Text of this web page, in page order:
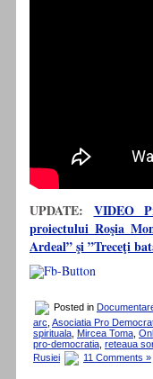
UPDATE: VIDEO
proiectului Roşia
Ardeal” şi ”Treceţi
Posted in
arc Asociatia Pro
spirituala Mircea Toma
pro-democratia reteaua
Rusiei
11 Comments »